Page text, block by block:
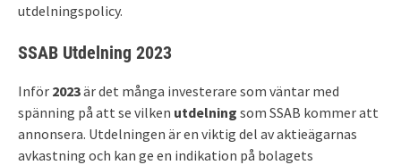
utdelningspolicy.
SSAB Utdelning 2023
Inför 2023är det många investerare som väntar med
spänning på att se vilken utdelning som SSAB kommer att
annonsera. Utdelningen är en viktig del av aktieägarnas
avkastning och kan ge en indikation på bolagets